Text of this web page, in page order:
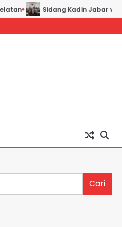
Sidang Kadin Jabar vs
Cari